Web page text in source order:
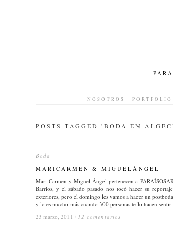
NOSOTROS PORTFOLIO
POSTS TAGGED 'BODA EN
Boda
MARICARMEN & MIGUELÁNGEL
Mari Carmen y Miguel Ángel pertenecen a
Barrios, y el sábado pasado nos tocó hacer su
exteriores, pero el domingo les vamos a hacer un
y lo es mucho más cuando 300 personas te lo hacen sentir
23 marzo, 2011 / 12 comentarios
Boda
MARICARMEN & MIGUELÁNGEL
23 marzo, 2011 / 12 comentarios